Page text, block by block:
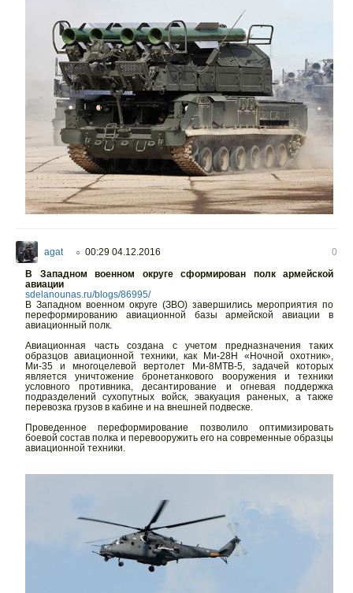
agat ○ 00:29 04.12.2016
0
В Западном военном округе сформирован полк армейской
авиации
sdelanounas.ru/blogs/86995/
В Западном военном округе (ЗВО) завершились мероприятия по
переформированию авиационной базы армейской авиации в
авиационный полк.
Авиационная часть создана с учетом предназначения таких
образцов авиационной техники, как Ми-28Н «Ночной охотник»,
Ми-35 и многоцелевой вертолет Ми-8МТВ-5, задачей которых
является уничтожение бронетанкового вооружения и техники
условного противника, десантирование и огневая поддержка
подразделений сухопутных войск, эвакуация раненых, а также
перевозка грузов в кабине и на внешней подвеске.
Проведенное переформирование позволило оптимизировать
боевой состав полка и перевооружить его на современные образцы
авиационной техники.